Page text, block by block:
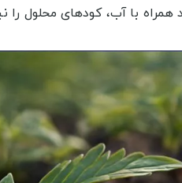
همراه با آب، کودهای محلول